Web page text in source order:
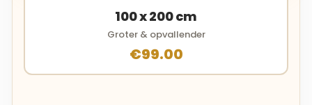
100 x 200 cm
Groter & opvallender
€99.00